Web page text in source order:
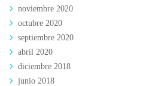
noviembre 2020
octubre 2020
septiembre 2020
abril 2020
diciembre 2018
junio 2018